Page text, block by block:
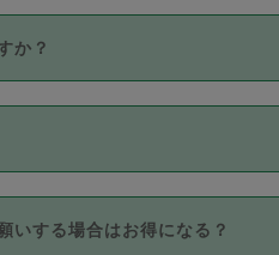
間を超えて依頼したい場合は
タスカジさんに事前に相談し、
ても、値引き等はございませ
か？
さん自身が価格を選んで設定し
は制限があり、レビュー件数、
ていく仕組みになっています。
Visa／Master／JCB／
いする場合はお得になる？